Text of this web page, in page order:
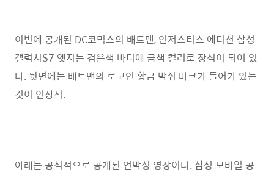
이번에 공개된 DC코믹스의 배트맨, 인저스티스 에디션 삼성
갤럭시S7 엣지는 검은색 바디에 금색 컬러로 장식이 되어 있
다. 뒷면에는 배트맨의 로고인 황금 박쥐 마크가 들어가 있는
것이 인상적.
아래는 공식적으로 공개된 언박싱 영상이다. 삼성 모바일 공